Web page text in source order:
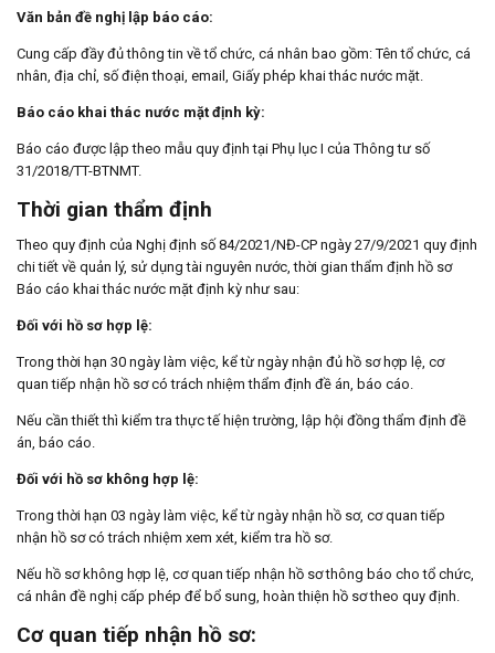
Văn bản đề nghị lập báo cáo:
Cung cấp đầy đủ thông tin về tổ chức, cá nhân bao gồm: Tên tổ chức, cá
nhân, địa chỉ, số điện thoại, email, Giấy phép khai thác nước mặt.
Báo cáo khai thác nước mặt định kỳ:
Báo cáo được lập theo mẫu quy định tại Phụ lục I của Thông tư số
31/2018/TT-BTNMT.
Thời gian thẩm định
Theo quy định của Nghị định số 84/2021/NĐ-CP ngày 27/9/2021 quy định
chi tiết về quản lý, sử dụng tài nguyên nước, thời gian thẩm định hồ sơ
Báo cáo khai thác nước mặt định kỳ như sau:
Đối với hồ sơ hợp lệ:
Trong thời hạn 30 ngày làm việc, kể từ ngày nhận đủ hồ sơ hợp lệ, cơ
quan tiếp nhận hồ sơ có trách nhiệm thẩm định đề án, báo cáo.
Nếu cần thiết thì kiểm tra thực tế hiện trường, lập hội đồng thẩm định đề
án, báo cáo.
Đối với hồ sơ không hợp lệ:
Trong thời hạn 03 ngày làm việc, kể từ ngày nhận hồ sơ, cơ quan tiếp
nhận hồ sơ có trách nhiệm xem xét, kiểm tra hồ sơ.
Nếu hồ sơ không hợp lệ, cơ quan tiếp nhận hồ sơ thông báo cho tổ chức,
cá nhân đề nghị cấp phép để bổ sung, hoàn thiện hồ sơ theo quy định.
Cơ quan tiếp nhận hồ sơ: